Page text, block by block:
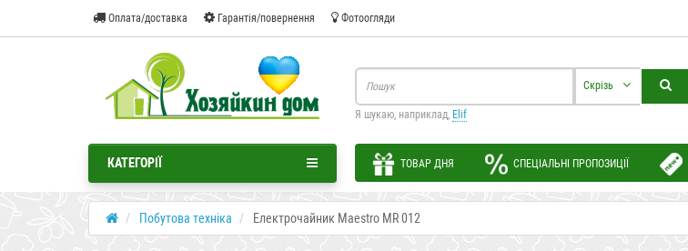
Оплата/доставка Гарантія/повернення Фотоогляди
Скрізь
Я шукаю, наприклад, Elif
ТОВАР ДНЯ СПЕЦІАЛЬНІ ПРОПОЗИЦІЇ
КАТЕГОРІЇ
Побутова техніка Електрочайник Maestro MR 012